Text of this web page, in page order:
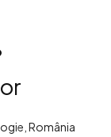
România